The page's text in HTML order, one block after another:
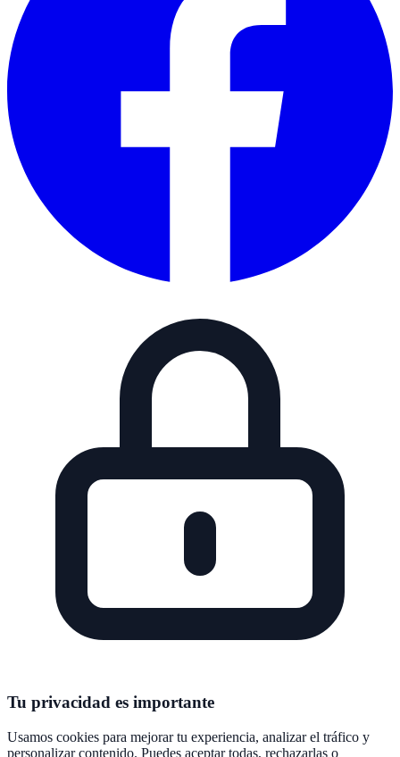
Tu privacidad es importante
Usamos cookies para mejorar tu experiencia, analizar el tráfico y
personalizar contenido. Puedes aceptar todas, rechazarlas o